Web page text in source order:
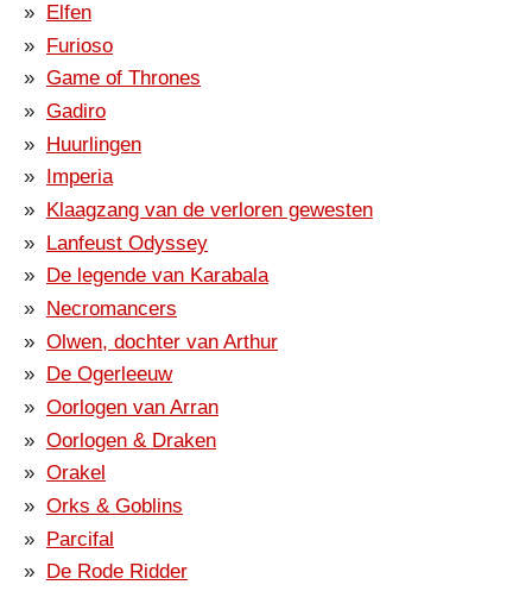
Elfen
Furioso
Game of Thrones
Gadiro
Huurlingen
Imperia
Klaagzang van de verloren gewesten
Lanfeust Odyssey
De legende van Karabala
Necromancers
Olwen, dochter van Arthur
De Ogerleeuw
Oorlogen van Arran
Oorlogen & Draken
Orakel
Orks & Goblins
Parcifal
De Rode Ridder